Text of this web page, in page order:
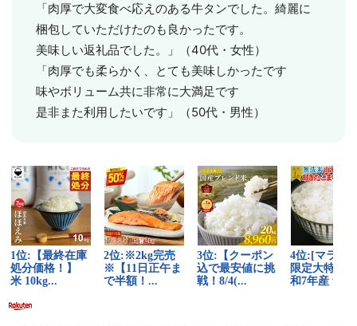
「肉厚で大変食べ応えのある牛タンでした。綺麗に
梱包していただけたのも良かったです。
美味しい返礼品でした。」（40代・女性）
「肉厚でも柔らかく、とても美味しかったです
味やボリューム共に非常に大満足です
是非また利用したいです」（50代・男性）